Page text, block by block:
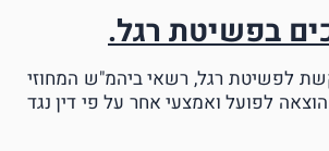
בפשיטת רגל.
לפשיטת רגל, רשאי ביהמ"ש המחוזי
לפועל ואמצעי אחר על פי דין נגד